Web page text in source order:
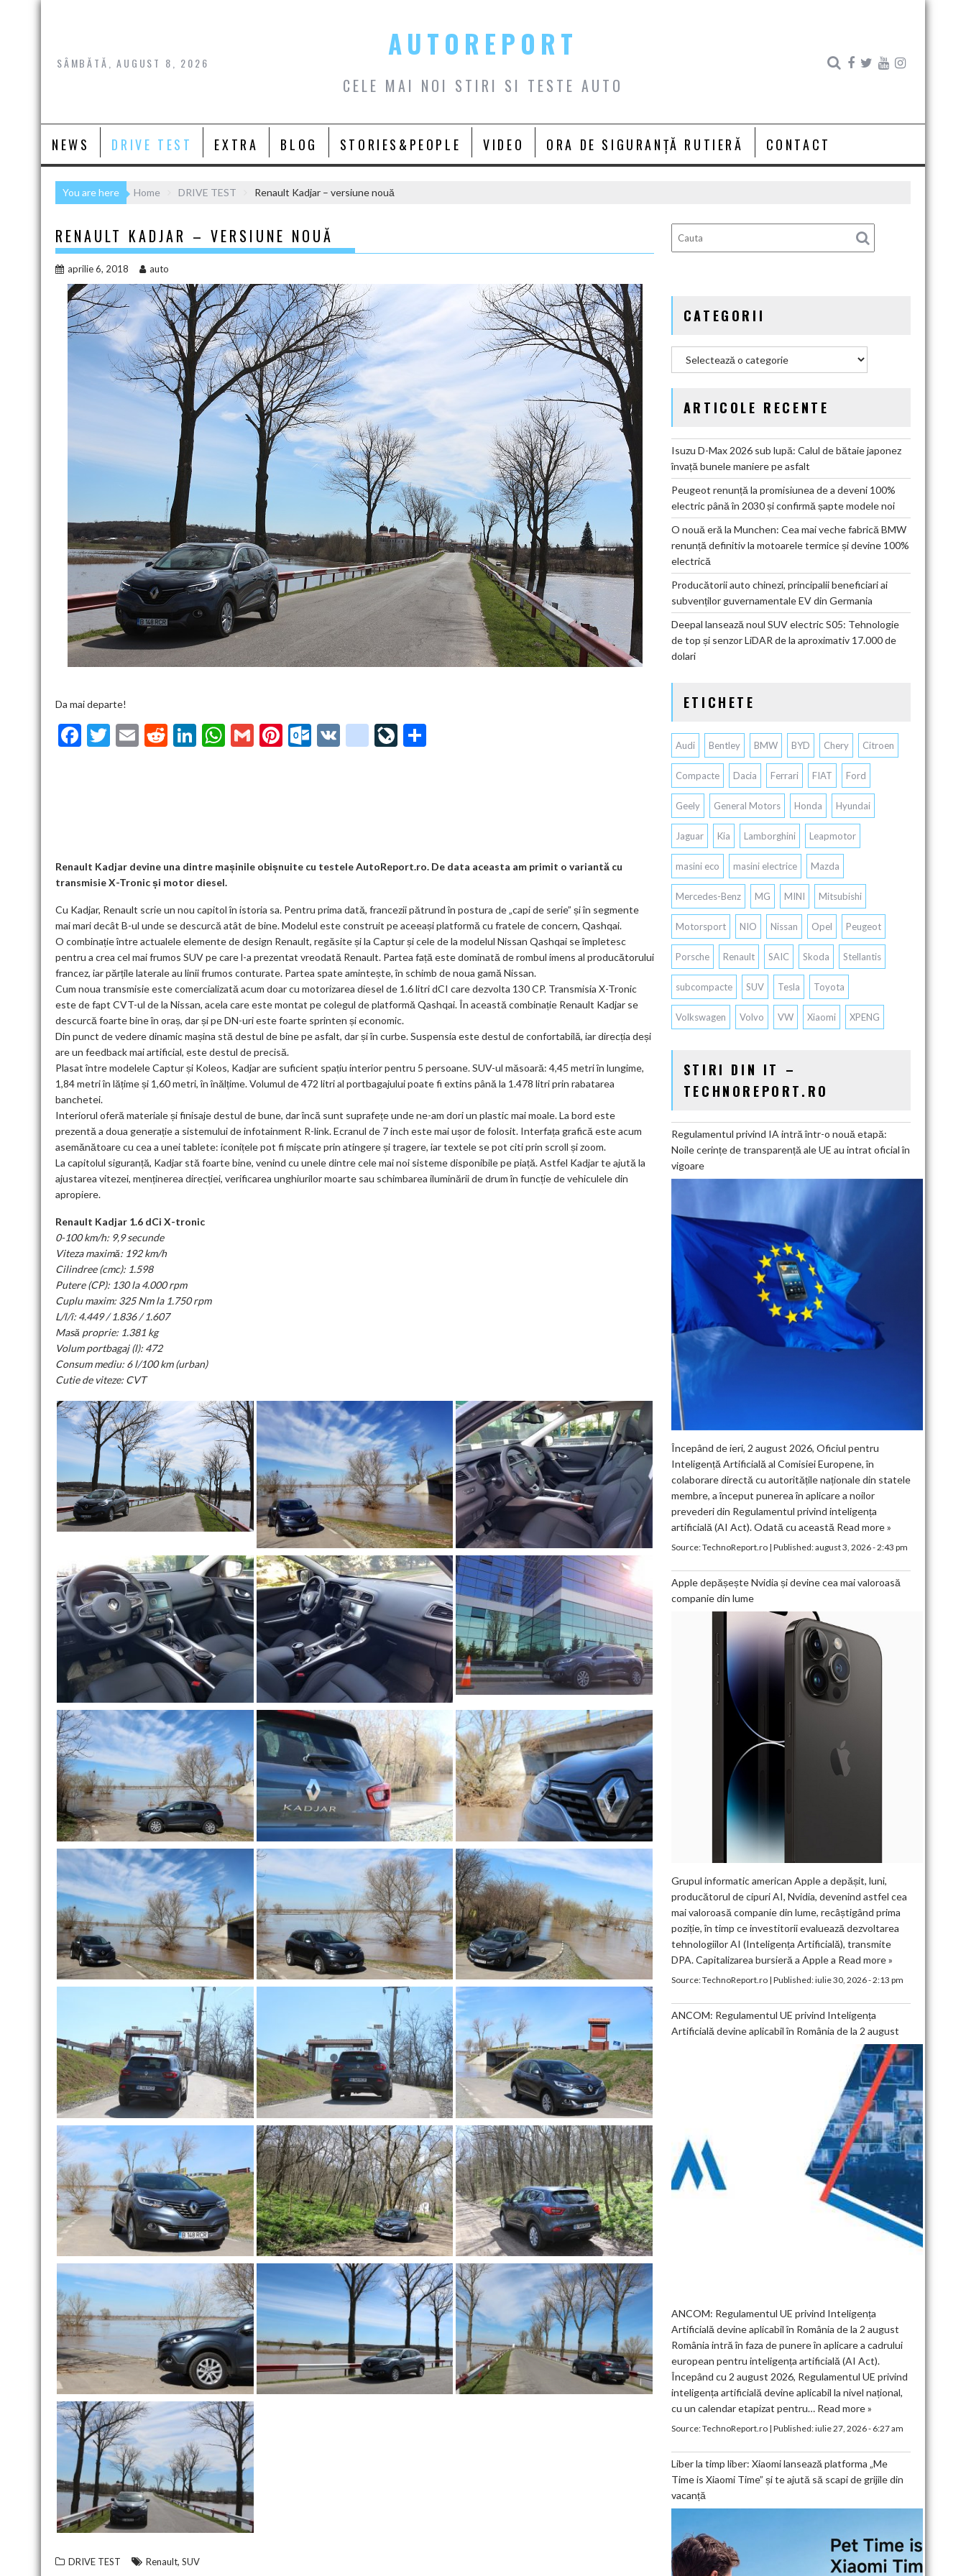
Skip
SÂMBĂTĂ, AUGUST 8, 2026
AUTOREPORT
CELE MAI NOI STIRI SI TESTE AUTO
NEWS DRIVE TEST EXTRA BLOG STORIES&PEOPLE VIDEO ORA DE SIGURANȚĂ RUTIERĂ CONTACT
You are here Home DRIVE TEST Renault Kadjar – versiune nouă
RENAULT KADJAR – VERSIUNE NOUĂ
aprilie 6, 2018 auto
Da mai departe!
F
k
T
E
R
Li W
p
G
Pi O
m
V
g
o
k
m
ar
ks
Li
Renault Kadjar devine una dintre mașinile obișnuite cu testele AutoReport.ro. De data aceasta am primit o variantă cu
transmisie X-Tronic și motor diesel.
Cu Kadjar, Renault scrie un nou capitol în istoria sa. Pentru prima dată, francezii pătrund în postura de „capi de serie” și în segmente
mai mari decât B-ul unde se descurcă atât de bine. Modelul este construit pe aceeași platformă cu fratele de concern, Qashqai.
O combinație între actualele elemente de design Renault, regăsite și la Captur și cele de la modelul Nissan Qashqai se împletesc
pentru a crea cel mai frumos SUV pe care l-a prezentat vreodată Renault. Partea față este dominată de rombul imens al producătorului
francez, iar părțile laterale au linii frumos conturate. Partea spate amintește, în schimb de noua gamă Nissan.
Cum noua transmisie este comercializată acum doar cu motorizarea diesel de 1.6 litri dCI care dezvolta 130 CP. Transmisia X-Tronic
este de fapt CVT-ul de la Nissan, acela care este montat pe colegul de platformă Qashqai. În această combinație Renault Kadjar se
descurcă foarte bine în oraș, dar și pe DN-uri este foarte sprinten și economic.
Din punct de vedere dinamic mașina stă destul de bine pe asfalt, dar și în curbe. Suspensia este destul de confortabilă, iar direcția deși
are un feedback mai artificial, este destul de precisă.
Plasat între modelele Captur și Koleos, Kadjar are suficient spațiu interior pentru 5 persoane. SUV-ul măsoară: 4,45 metri în lungime,
1,84 metri în lățime și 1,60 metri, în înălțime. Volumul de 472 litri al portbagajului poate fi extins până la 1.478 litri prin rabatarea
banchetei.
Interiorul oferă materiale și finisaje destul de bune, dar încă sunt suprafețe unde ne-am dori un plastic mai moale. La bord este
prezentă a doua generație a sistemului de infotainment R-link. Ecranul de 7 inch este mai ușor de folosit. Interfața grafică este acum
asemănătoare cu cea a unei tablete: iconițele pot fi mișcate prin atingere și tragere, iar textele se pot citi prin scroll și zoom.
La capitolul siguranță, Kadjar stă foarte bine, venind cu unele dintre cele mai noi sisteme disponibile pe piață. Astfel Kadjar te ajută la
ajustarea vitezei, menținerea direcției, verificarea unghiurilor moarte sau schimbarea iluminării de drum în funcție de vehiculele din
apropiere.
Renault Kadjar 1.6 dCi X-tronic
0-100 km/h: 9,9 secunde
Viteza maximă: 192 km/h
Cilindree (cmc): 1.598
Putere (CP): 130 la 4.000 rpm
Cuplu maxim: 325 Nm la 1.750 rpm
L/l/î: 4.449 / 1.836 / 1.607
Masă proprie: 1.381 kg
Volum portbagaj (l): 472
Consum mediu: 6 l/100 km (urban)
Cutie de viteze: CVT
DRIVE TEST Renault, SUV
CATEGORII
ARTICOLE RECENTE
Isuzu D-Max 2026 sub lupă: Calul de bătaie japonez
învață bunele maniere pe asfalt
Peugeot renunță la promisiunea de a deveni 100%
electric până în 2030 și confirmă șapte modele noi
O nouă eră la Munchen: Cea mai veche fabrică BMW
renunță definitiv la motoarele termice și devine 100%
electrică
Producătorii auto chinezi, principalii beneficiari ai
subvenților guvernamentale EV din Germania
Deepal lansează noul SUV electric S05: Tehnologie
de top și senzor LiDAR de la aproximativ 17.000 de
dolari
ETICHETE
Audi Bentley BMW BYD Chery Citroen
Compacte Dacia Ferrari FIAT Ford
Geely General Motors Honda Hyundai
Jaguar Kia Lamborghini Leapmotor
masini eco masini electrice Mazda
Mercedes-Benz MG MINI Mitsubishi
Motorsport NIO Nissan Opel Peugeot
Porsche Renault SAIC Skoda Stellantis
subcompacte SUV Tesla Toyota
Volkswagen Volvo VW Xiaomi XPENG
STIRI DIN IT –
TECHNOREPORT.RO
Regulamentul privind IA intră într-o nouă etapă:
Noile cerințe de transparență ale UE au intrat oficial în
vigoare
Începând de ieri, 2 august 2026, Oficiul pentru
Inteligență Artificială al Comisiei Europene, în
colaborare directă cu autoritățile naționale din statele
membre, a început punerea în aplicare a noilor
prevederi din Regulamentul privind inteligența
artificială (AI Act). Odată cu această Read more »
Source:TechnoReport.ro| Published:august 3, 2026 - 2:43 pm
Apple depășește Nvidia și devine cea mai valoroasă
companie din lume
Grupul informatic american Apple a depășit, luni,
producătorul de cipuri AI, Nvidia, devenind astfel cea
mai valoroasă companie din lume, recâștigând prima
poziție, în timp ce investitorii evaluează dezvoltarea
tehnologiilor AI (Inteligența Artificială), transmite
DPA. Capitalizarea bursieră a Apple a Read more »
Source:TechnoReport.ro| Published:iulie 30, 2026 - 2:13 pm
ANCOM: Regulamentul UE privind Inteligența
Artificială devine aplicabil în România de la 2 august
ANCOM: Regulamentul UE privind Inteligența
Artificială devine aplicabil în România de la 2 august
România intră în faza de punere în aplicare a cadrului
european pentru inteligența artificială (AI Act).
Începând cu 2 august 2026, Regulamentul UE privind
inteligența artificială devine aplicabil la nivel național,
cu un calendar etapizat pentru… Read more »
Source:TechnoReport.ro| Published:iulie 27, 2026 - 6:27 am
Liber la timp liber: Xiaomi lansează platforma „Me
Time is Xiaomi Time” și te ajută să scapi de grijile din
vacanță